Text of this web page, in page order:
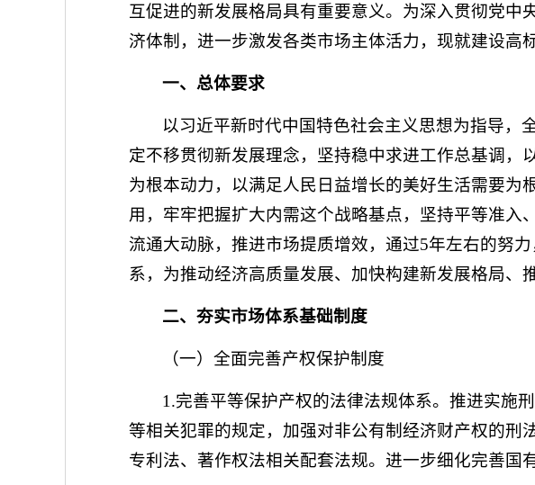
互促进的新发展格局具有重要意义。为深入贯彻党
济体制，进一步激发各类市场主体活力，现就建设高
一、总体要求
以习近平新时代中国特色社会主义思想为指导，
定不移贯彻新发展理念，坚持稳中求进工作总基调
为根本动力，以满足人民日益增长的美好生活需要
用，牢牢把握扩大内需这个战略基点，坚持平等准
流通大动脉，推进市场提质增效，通过5年左右的努
系，为推动经济高质量发展、加快构建新发展格局、
二、夯实市场体系基础制度
（一）全面完善产权保护制度
1.完善平等保护产权的法律法规体系。推进实施
等相关犯罪的规定，加强对非公有制经济财产权的刑
专利法、著作权法相关配套法规。进一步细化完善国